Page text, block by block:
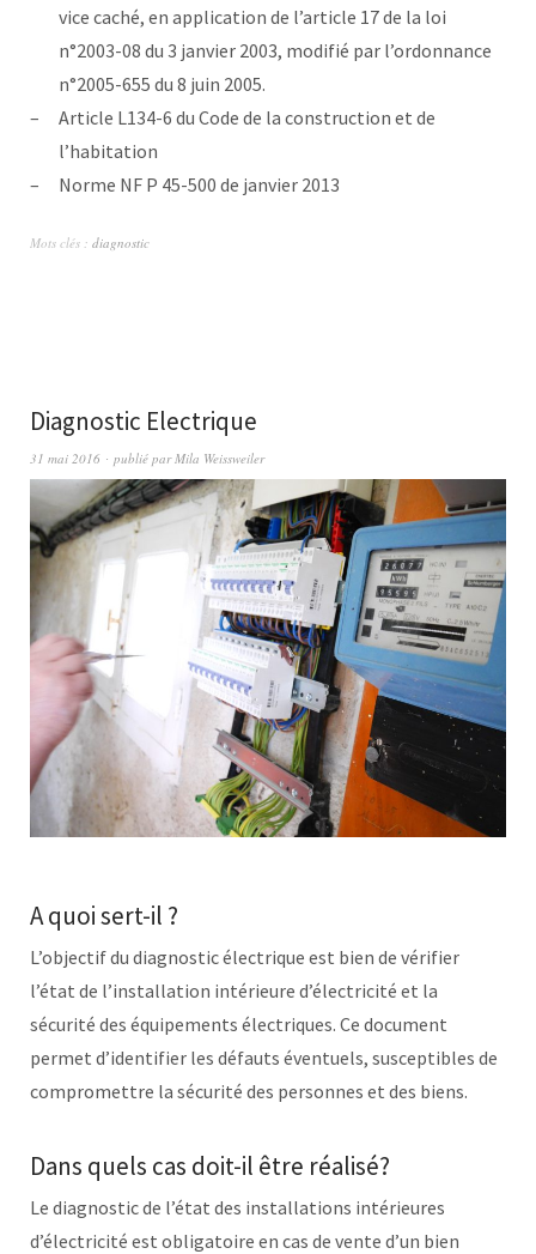
vice caché, en application de l’article 17 de la loi
n°2003-08 du 3 janvier 2003, modifié par l’ordonnance
n°2005-655 du 8 juin 2005.
Article L134-6 du Code de la construction et de
l’habitation
Norme NF P 45-500 de janvier 2013
Mots clés : diagnostic
Diagnostic Electrique
31 mai 2016 publié parMila Weissweiler
A quoi sert-il ?
L’objectif du diagnostic électrique est bien de vérifier
l’état de l’installation intérieure d’électricité et la
sécurité des équipements électriques. Ce document
permet d’identifier les défauts éventuels, susceptibles de
compromettre la sécurité des personnes et des biens.
Dans quels cas doit-il être réalisé?
Le diagnostic de l’état des installations intérieures
d’électricité est obligatoire en cas de vente d’un bien